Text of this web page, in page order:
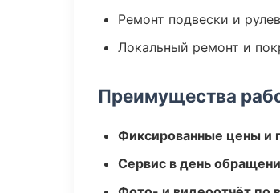
Ремонт подвески и
Локальный ремонт и
Преимущества
Фиксированные цены и
Сервис в день